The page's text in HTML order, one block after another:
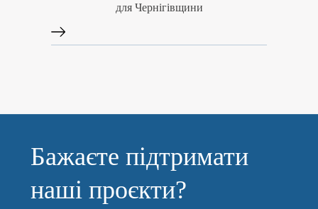
для Чернігівщини
Бажаєте підтримати
наші проєкти?